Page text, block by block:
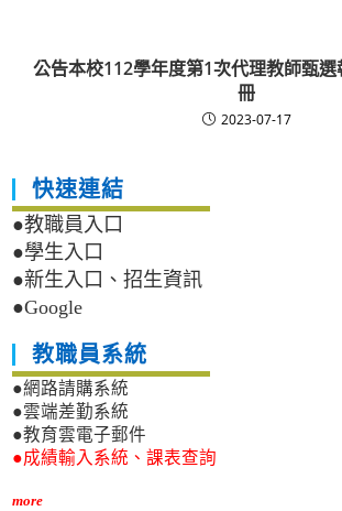
公告本校112學年度第1次代理教師甄
冊
2023-07-17
快速連結
●教職員入口
●學生入口
●新生入口、招生資訊
●Google
教職員系統
●網路請購系統
●雲端差勤系統
●教育雲電子郵件
●成績輸入系統、課表查詢
more